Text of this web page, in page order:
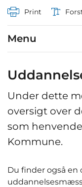
Print
Menu
Under dette
oversigt over
som
Kommune.
Du finder også